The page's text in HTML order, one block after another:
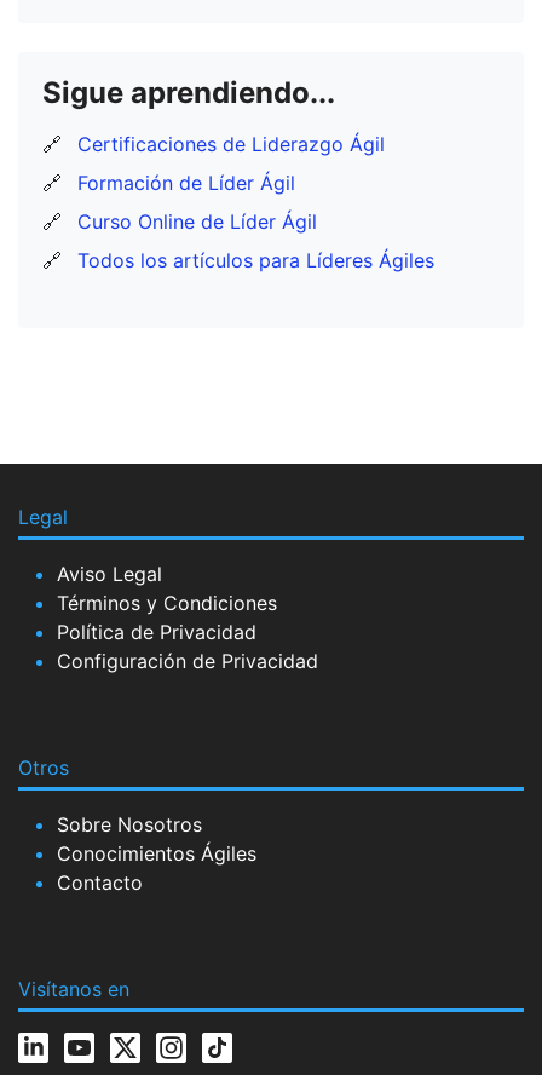
Sigue aprendiendo...
🔗
Certificaciones de Liderazgo Ágil
🔗
Formación de Líder Ágil
🔗
Curso Online de Líder Ágil
🔗
Todos los artículos para Líderes Ágiles
Legal
Aviso Legal
Términos y Condiciones
Política de Privacidad
Configuración de Privacidad
Otros
Sobre Nosotros
Conocimientos Ágiles
Contacto
Visítanos en